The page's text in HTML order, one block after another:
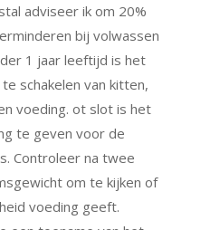
adviseer ik om 20%
bij volwassen
1 jaar leeftijd is het
schakelen van kitten,
voeding. ot slot is het
te geven voor de
Controleer na twee
om te kijken of
voeding geeft.